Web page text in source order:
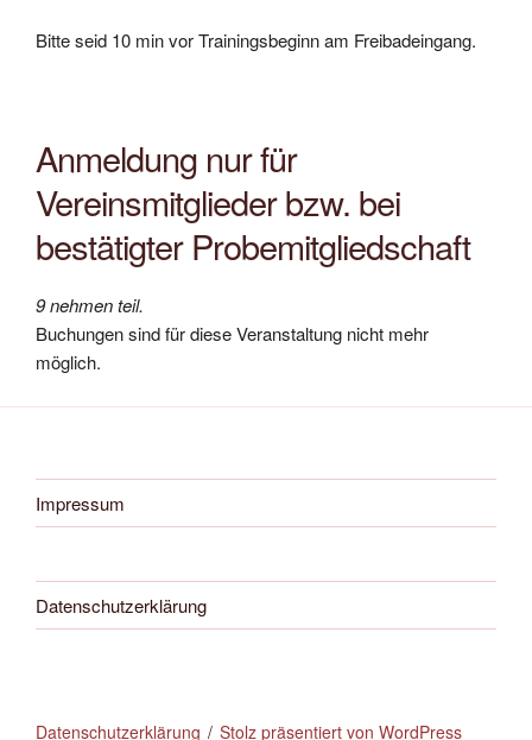
Bitte seid 10 min vor Trainingsbeginn am Freibadeingang.
Anmeldung nur für
Vereinsmitglieder bzw. bei
bestätigter Probemitgliedschaft
9 nehmen teil.
Buchungen sind für diese Veranstaltung nicht mehr
möglich.
Impressum
Datenschutzerklärung
Datenschutzerklärung Stolz präsentiert von WordPress